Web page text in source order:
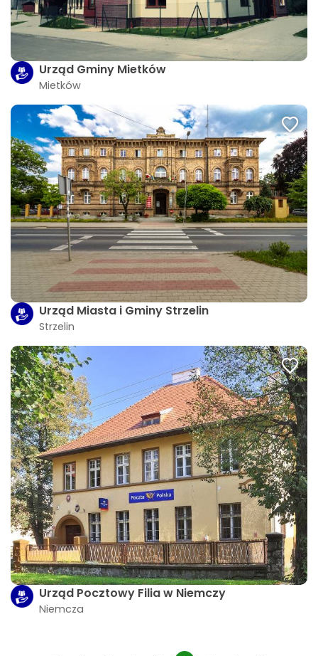
Urząd Gminy Mietków
Mietków
Urząd Miasta i Gminy Strzelin
Strzelin
Urząd Pocztowy Filia w Niemczy
Niemcza